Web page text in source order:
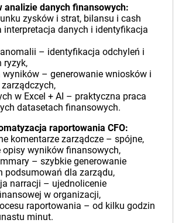
analizie danych finansowych:
zysków i strat, bilansu i cash
interpretacja danych i identyfikacja
– identyfikacja odchyleń i
ryzyk,
wyników – generowanie wniosków i
w Excel + AI – praktyczna praca
datasetach finansowych.
raportowania CFO:
komentarze zarządcze – spójne,
opisy wyników finansowych,
– szybkie generowanie
podsumowań dla zarządu,
narracji – ujednolicenie
w organizacji,
raportowania – od kilku godzin
minut.